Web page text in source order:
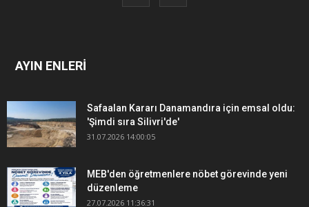
AYIN ENLERİ
Safaalan Kararı Danamandıra için emsal oldu:
'Şimdi sıra Silivri'de'
31.07.2026 14:00:05
MEB'den öğretmenlere nöbet görevinde yeni
düzenleme
27.07.2026 11:36:31